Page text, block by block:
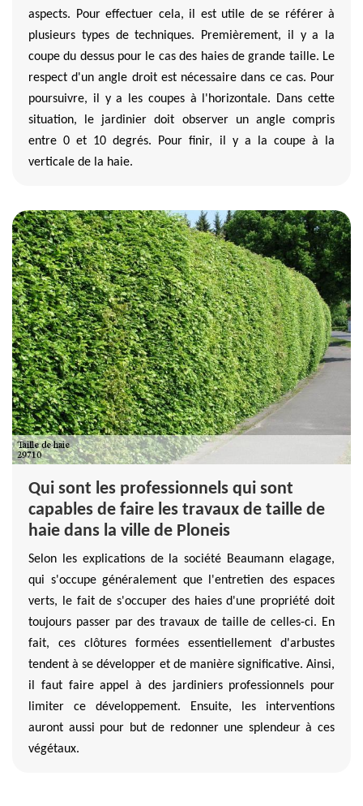
aspects. Pour effectuer cela, il est utile de se référer à
plusieurs types de techniques. Premièrement, il y a la
coupe du dessus pour le cas des haies de grande taille. Le
respect d'un angle droit est nécessaire dans ce cas. Pour
poursuivre, il y a les coupes à l'horizontale. Dans cette
situation, le jardinier doit observer un angle compris
entre 0 et 10 degrés. Pour finir, il y a la coupe à la
verticale de la haie.
Qui sont les professionnels qui sont
capables de faire les travaux de taille de
haie dans la ville de Ploneis
Selon les explications de la société Beaumann elagage,
qui s'occupe généralement que l'entretien des espaces
verts, le fait de s'occuper des haies d'une propriété doit
toujours passer par des travaux de taille de celles-ci. En
fait, ces clôtures formées essentiellement d'arbustes
tendent à se développer et de manière significative. Ainsi,
il faut faire appel à des jardiniers professionnels pour
limiter ce développement. Ensuite, les interventions
auront aussi pour but de redonner une splendeur à ces
végétaux.